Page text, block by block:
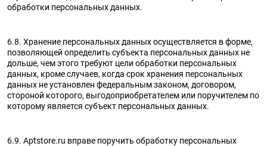
обработки персональных данных.
6.8. Хранение персональных данных осуществляется в форме,
позволяющей определить субъекта персональных данных не
дольше, чем этого требуют цели обработки персональных
данных, кроме случаев, когда срок хранения персональных
данных не установлен федеральным законом, договором,
стороной которого, выгодоприобретателем или поручителем по
которому является субъект персональных данных.
6.9. Aptstore.ru вправе поручить обработку персональных